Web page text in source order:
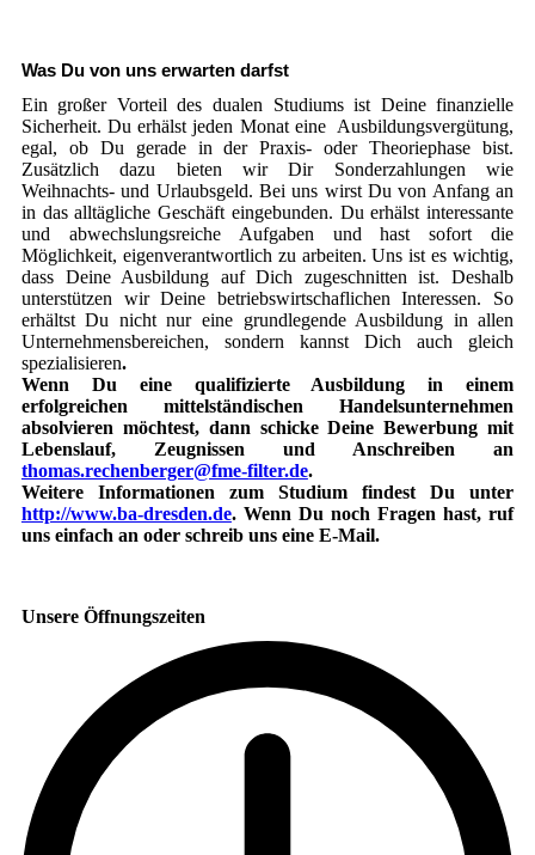
Was Du von uns erwarten darfst
Ein großer Vorteil des dualen Studiums ist Deine finanzielle
Sicherheit. Du erhälst jeden Monat eine Ausbildungsvergütung,
egal, ob Du gerade in der Praxis- oder Theoriephase bist.
Zusätzlich dazu bieten wir Dir Sonderzahlungen wie
Weihnachts- und Urlaubsgeld. Bei uns wirst Du von Anfang an
in das alltägliche Geschäft eingebunden. Du erhälst interessante
und abwechslungsreiche Aufgaben und hast sofort die
Möglichkeit, eigenverantwortlich zu arbeiten. Uns ist es wichtig,
dass Deine Ausbildung auf Dich zugeschnitten ist. Deshalb
unterstützen wir Deine betriebswirtschaflichen Interessen. So
erhältst Du nicht nur eine grundlegende Ausbildung in allen
Unternehmensbereichen, sondern kannst Dich auch gleich
spezialisieren.
Wenn Du eine qualifizierte Ausbildung in einem
erfolgreichen mittelständischen Handelsunternehmen
absolvieren möchtest, dann schicke Deine Bewerbung mit
Lebenslauf, Zeugnissen und Anschreiben an
thomas.rechenberger@fme-filter.de.
Weitere Informationen zum Studium findest Du unter
http://www.ba-dresden.de. Wenn Du noch Fragen hast, ruf
uns einfach an oder schreib uns eine E-Mail.
Unsere Öffnungszeiten